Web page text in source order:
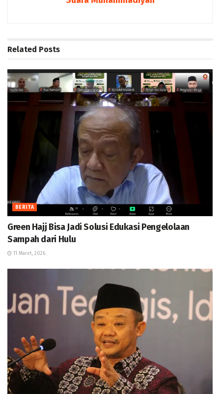
Related Posts
BERITA
Green Hajj Bisa Jadi Solusi Edukasi Pengelolaan
Sampah dari Hulu
11 Maret, 2026